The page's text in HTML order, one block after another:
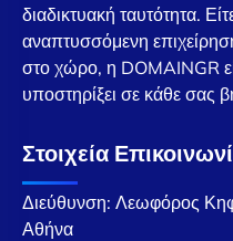
διαδικτυακή ταυτότητα.
αναπτυσσόμενη
στο χώρο, η DOMAINGR
υποστηρίξει σε κάθε σας
Στοιχεία
Διεύθυνση: Λεωφόρος
Αθήνα